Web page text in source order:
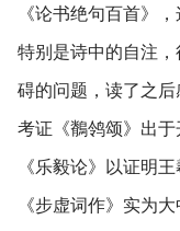
《论书绝句百首》
特别是诗中的自注
碍的问题，读了之
考证《鶺鸰颂》出
《乐毅论》以证明
《步虚词作》实为